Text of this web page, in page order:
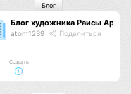
Блог художника Раисы
atom1239 Поделиться
Создать
Блог